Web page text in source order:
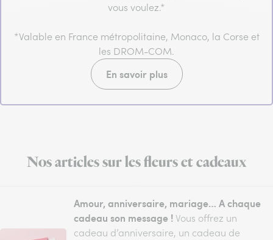
vous voulez.*
*Valable en France métropolitaine, Monaco, la Corse et
les DROM-COM.
En savoir plus
Nos articles sur les fleurs et cadeaux
Amour, anniversaire, mariage… A chaque
cadeau son message ! Vous offrez un
cadeau d’anniversaire, un cadeau de